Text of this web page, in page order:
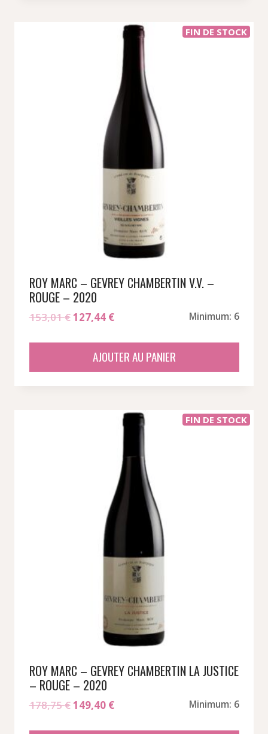
FIN DE STOCK
ROY MARC – GEVREY CHAMBERTIN V.V. –
ROUGE – 2020
153,01€Le
était :
127,44 €Le
est :
Minimum: 6
AJOUTER AU PANIER
FIN DE STOCK
ROY MARC – GEVREY CHAMBERTIN LA JUSTICE
– ROUGE – 2020
178,75€Le
149,40 €Le
Minimum: 6